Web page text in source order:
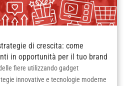
di crescita: come
in opportunità per il tuo brand
fiere utilizzando gadget
innovative e tecnologie moderne